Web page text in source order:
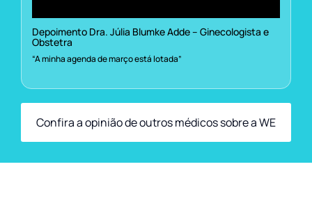
Depoimento Dra. Júlia Blumke Adde – Ginecologista e
Obstetra
“A minha agenda de março está lotada”
Confira a opinião de outros médicos sobre a WE